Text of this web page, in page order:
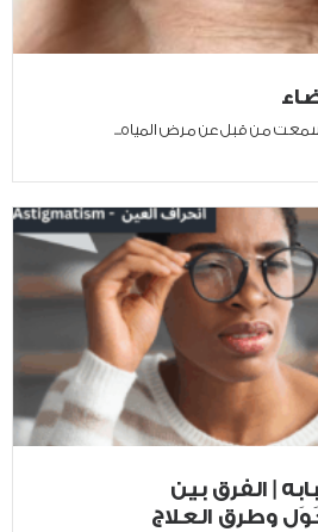
من قبل عن مرض المياه...
| الفرق بين
وطرق العلاج